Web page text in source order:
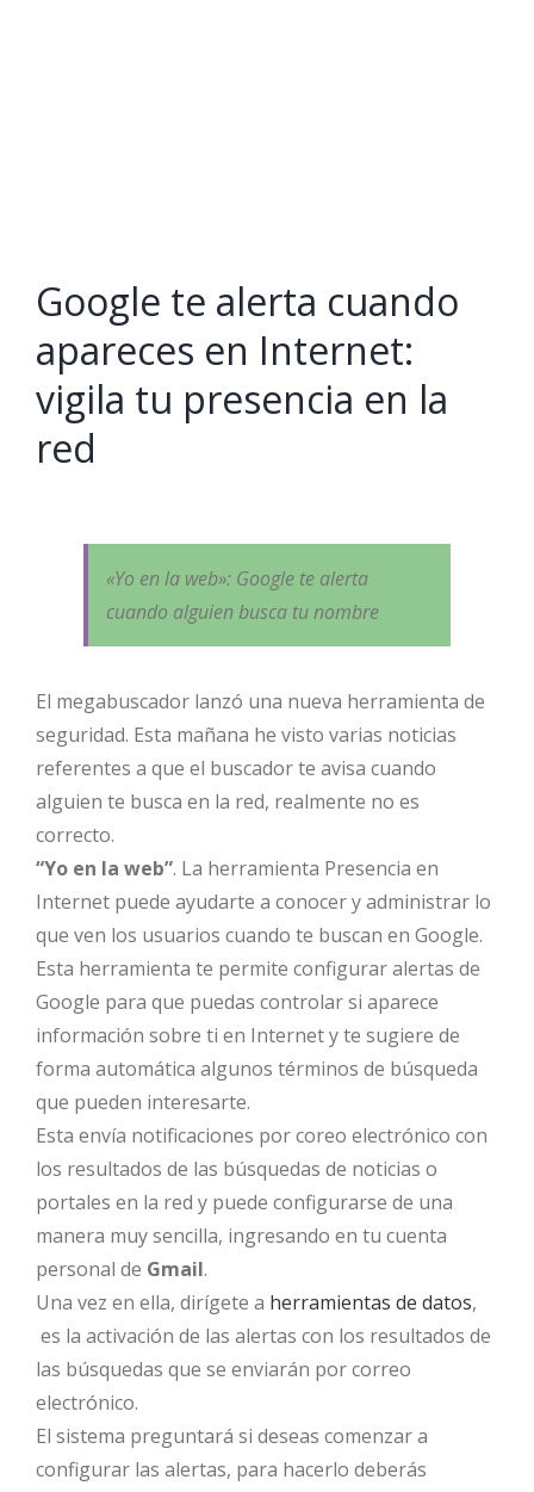
Google te alerta cuando
apareces en Internet:
vigila tu presencia en la
red
«Yo en la web»: Google te alerta
cuando alguien busca tu nombre
El megabuscador lanzó una nueva herramienta de
seguridad. Esta mañana he visto varias noticias
referentes a que el buscador te avisa cuando
alguien te busca en la red, realmente no es
correcto.
“Yo en la web”. La herramienta Presencia en
Internet puede ayudarte a conocer y administrar lo
que ven los usuarios cuando te buscan en Google.
Esta herramienta te permite configurar alertas de
Google para que puedas controlar si aparece
información sobre ti en Internet y te sugiere de
forma automática algunos términos de búsqueda
que pueden interesarte.
Esta envía notificaciones por coreo electrónico con
los resultados de las búsquedas de noticias o
portales en la red y puede configurarse de una
manera muy sencilla, ingresando en tu cuenta
personal de Gmail.
Una vez en ella, dirígete a herramientas de datos,
es la activación de las alertas con los resultados de
las búsquedas que se enviarán por correo
electrónico.
El sistema preguntará si deseas comenzar a
configurar las alertas, para hacerlo deberás